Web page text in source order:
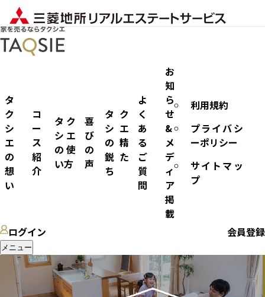
タ
ク
シ
エ
の
想
い
コ
ー
ス
紹
介
タク
シエ
の使
い方
喜
び
の
声
タク
シエ
の精
鋭た
ち
よ
く
あ
る
ご
質
問
お
知
ら
せ
&
メ
デ
ィ
ア
掲
載
利用規約
プライバシ
ーポリシー
サイトマッ
プ
ログイン 会員登録
メニュー